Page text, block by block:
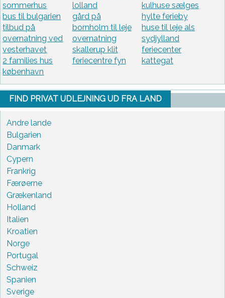
sommerhus
bus til bulgarien
tilbud på
overnatning ved
vesterhavet
2 families hus
københavn
lolland
gård på
bornholm til leje
overnatning
skallerup klit
feriecentre fyn
kulhuse sælges
hylte ferieby
huse til leje als
sydjylland
feriecenter
kattegat
FIND PRIVAT UDLEJNING UD FRA LAND
Andre lande
Bulgarien
Danmark
Cypern
Frankrig
Færøerne
Grækenland
Holland
Italien
Kroatien
Norge
Portugal
Schweiz
Spanien
Sverige